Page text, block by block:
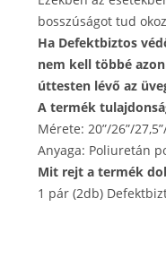
bosszúságot tud
Ha Defektbiztos
nem kell többé
úttesten lévő az
A termék
Mérete: 20”/26”/
Anyaga: Poliuretán
Mit rejt a termék
1 pár (2db)